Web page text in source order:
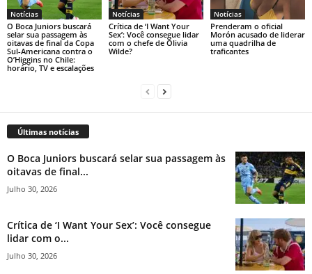
Notícias
O Boca Juniors buscará
selar sua passagem às
oitavas de final da Copa
Sul-Americana contra o
O’Higgins no Chile:
horário, TV e escalações
Notícias
Crítica de ‘I Want Your
Sex’: Você consegue lidar
com o chefe de Olivia
Wilde?
Notícias
Prenderam o oficial
Morón acusado de liderar
uma quadrilha de
traficantes
Últimas notícias
O Boca Juniors buscará selar sua passagem às
oitavas de final...
Julho 30, 2026
Crítica de ‘I Want Your Sex’: Você consegue
lidar com o...
Julho 30, 2026